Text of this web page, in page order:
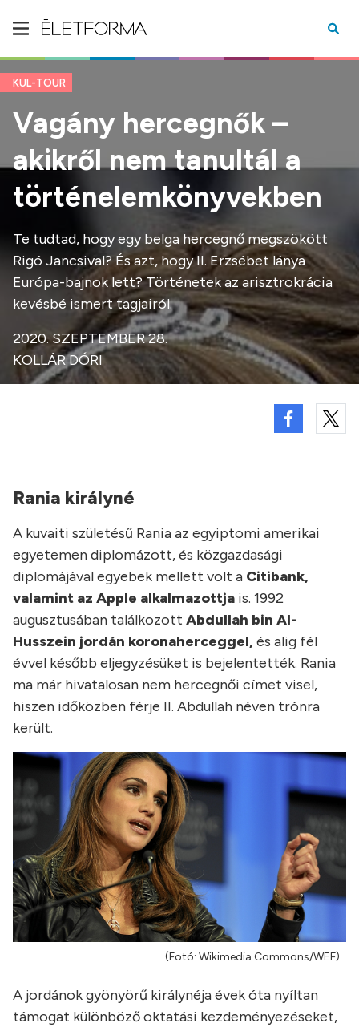
KUL-TOUR
Vagány hercegnők –
akikről nem tanultál a
történelemkönyvekben
Te tudtad, hogy egy belga hercegnő megszökött
Rigó Jancsival? És azt, hogy II. Erzsébet lánya
Európa-bajnok lett? Történetek az arisztrokrácia
kevésbé ismert tagjairól.
2020. SZEPTEMBER 28.
KOLLÁR DÓRI
Rania királyné
A kuvaiti születésű Rania az egyiptomi amerikai
egyetemen diplomázott, és közgazdasági
diplomájával egyebek mellett volt a Citibank,
valamint az Apple alkalmazottja is. 1992
augusztusában találkozott Abdullah bin Al-
Husszein jordán koronaherceggel,és alig fél
évvel később eljegyzésüket is bejelentették. Rania
ma már hivatalosan nem hercegnői címet visel,
hiszen időközben férje II. Abdullah néven trónra
került.
(Fotó: Wikimedia Commons/WEF)
A jordánok gyönyörű királynéja évek óta nyíltan
támogat különböző oktatási kezdeményezéseket,